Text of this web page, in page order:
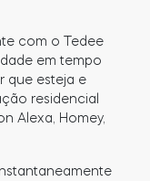
com o Tedee
em tempo
que esteja e
residencial
Alexa, Homey,